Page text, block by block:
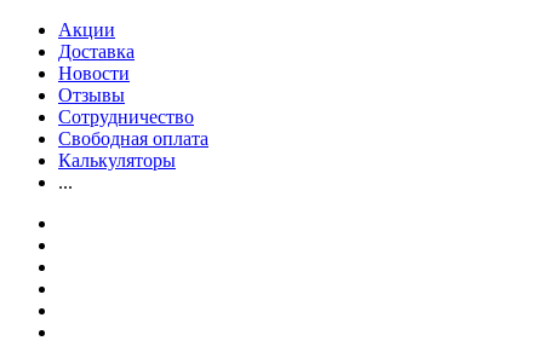
Акции
Доставка
Новости
Отзывы
Сотрудничество
Свободная оплата
Калькуляторы
...